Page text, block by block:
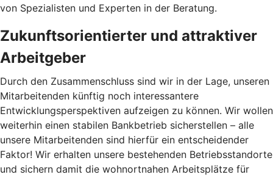
von Spezialisten und Experten in der Beratung.
Zukunftsorientierter und attraktiver
Arbeitgeber
Durch den Zusammenschluss sind wir in der Lage, unseren
Mitarbeitenden künftig noch interessantere
Entwicklungsperspektiven aufzeigen zu können. Wir wollen
weiterhin einen stabilen Bankbetrieb sicherstellen – alle
unsere Mitarbeitenden sind hierfür ein entscheidender
Faktor! Wir erhalten unsere bestehenden Betriebsstandorte
und sichern damit die wohnortnahen Arbeitsplätze für